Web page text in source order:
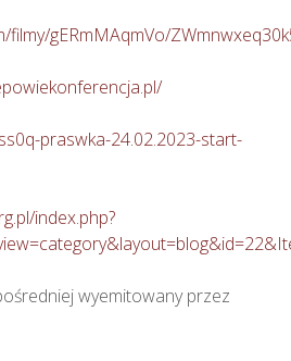
filmy/gERmMAqmVo/
praswka-24.02.2023-start-
index.php?
wyemitowany przez